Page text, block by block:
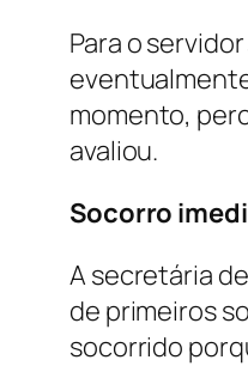
Para o
momento,
avaliou.
Socorro
A secretária
de primeiros
socorrido